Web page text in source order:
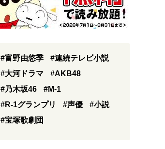
#富野由悠季
#連続テレビ小説
#大河ドラマ
#AKB48
#乃木坂46
#M-1
#R-1グランプリ
#声優
#小説
#宝塚歌劇団